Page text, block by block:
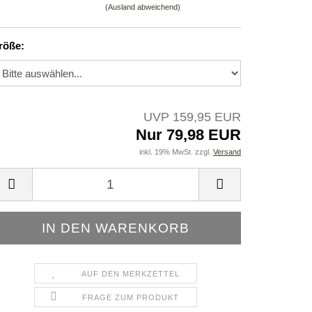
(Ausland abweichend)
UVP 159,95 EUR
Nur 79,98 EUR
inkl. 19% MwSt. zzgl. Versand
AUF DEN MERKZETTEL
FRAGE ZUM PRODUKT